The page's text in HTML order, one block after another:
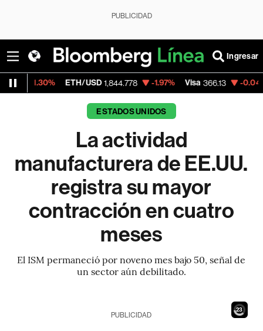
PUBLICIDAD
Ingresar
ETH/USD 1,844.778 -1.97% Visa 366.13 -0.04%
ESTADOS UNIDOS
La actividad
manufacturera de EE.UU.
registra su mayor
contracción en cuatro
meses
El ISM permaneció por noveno mes bajo 50, señal de
un sector aún debilitado.
21
PUBLICIDAD